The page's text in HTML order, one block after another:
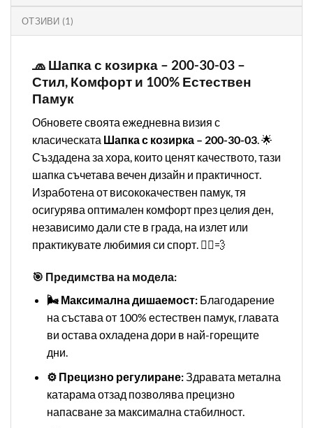
ОТЗИВИ (1)
🧢 Шапка с козирка – 200-30-03 –
Стил, Комфорт и 100% Естествен
Памук
Обновете своята ежедневна визия с
класическата Шапка с козирка – 200-30-03. 🌟
Създадена за хора, които ценят качеството, тази
шапка съчетава вечен дизайн и практичност.
Изработена от висококачествен памук, тя
осигурява оптимален комфорт през целия ден,
независимо дали сте в града, на излет или
практикувате любимия си спорт. 🏃‍♂️💨
🎯 Предимства на модела:
🌬️ Максимална дишаемост:Благодарение
на състава от 100% естествен памук, главата
ви остава охладена дори в най-горещите
дни.
⚙️ Прецизно регулиране:Здравата метална
катарама отзад позволява прецизно
напасване за максимална стабилност.